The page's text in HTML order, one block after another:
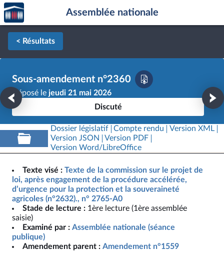
Aller au contenu
Aller en bas de la page
Accèder
à la
page
d'accueil
Assemblée nationale
< Résultats
Sous-amendement n°2360
Déposé le jeudi 21 mai 2026
Discuté
Dossier législatif Compte rendu
Version XML
Version JSON
Version PDF
Version Word/LibreOffice
Texte visé : Texte de la commission sur le projet de
loi, après engagement de la procédure accélérée,
d’urgence pour la protection et la souveraineté
agricoles (n°2632)., n° 2765-A0
Stade de lecture : 1ère lecture (1ère assemblée
saisie)
Examiné par : Assemblée nationale (séance
publique)
Amendement parent : Amendement n°1559